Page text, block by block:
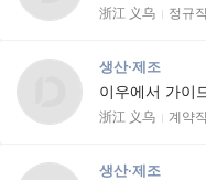
浙江 义乌 정규직
생산·제조
이우에서 가이
浙江 义乌 계약직
생산·제조